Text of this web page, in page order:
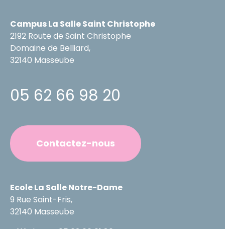
Campus La Salle Saint Christophe
2192 Route de Saint Christophe
Domaine de Belliard,
32140 Masseube
05 62 66 98 20
Contactez-nous
Ecole La Salle Notre-Dame
9 Rue Saint-Fris,
32140 Masseube